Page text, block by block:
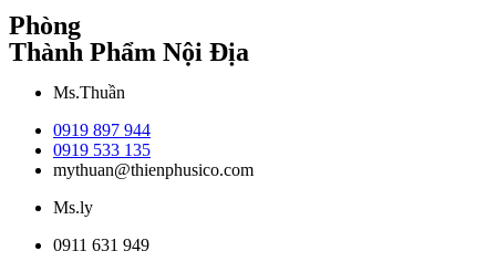
Phòng
Thành Phẩm Nội Địa
Ms.Thuần
0919 897 944
0919 533 135
mythuan@thienphusico.com
Ms.ly
0911 631 949